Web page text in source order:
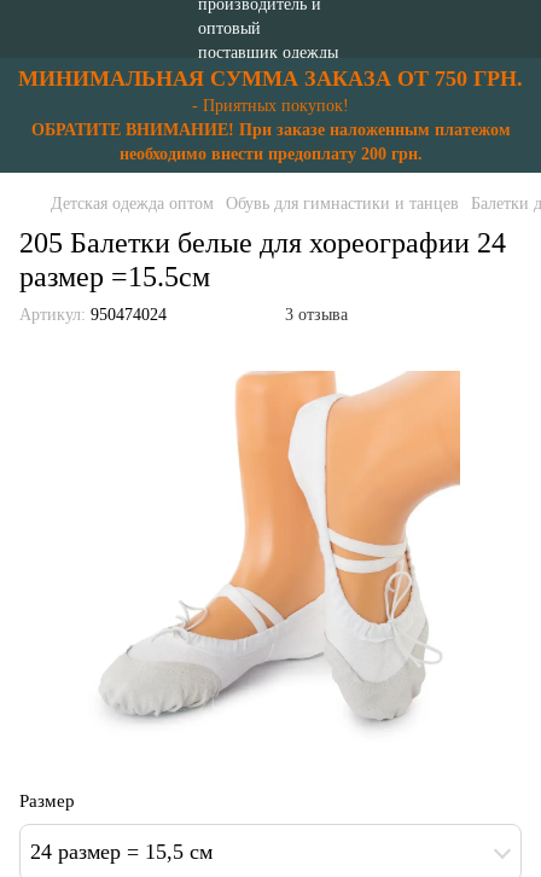
МИНИМАЛЬНАЯ СУММА ЗАКАЗА ОТ 750 ГРН.
- Приятных покупок!
ОБРАТИТЕ ВНИМАНИЕ! При заказе наложенным платежом
необходимо внести предоплату 200 грн.
Детская одежда оптом Обувь для гимнастики и танцев Балетки
205 Балетки белые для хореографии 24
размер =15.5см
Артикул: 950474024 3 отзыва
Размер
24 размер = 15,5 см